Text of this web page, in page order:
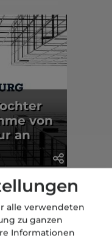
von
an
alle verwendeten
zu ganzen
Informationen